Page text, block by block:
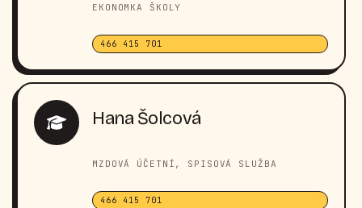
EKONOMKA ŠKOLY
466 415 701
Hana Šolcová
MZDOVÁ ÚČETNÍ, SPISOVÁ SLUŽBA
466 415 701